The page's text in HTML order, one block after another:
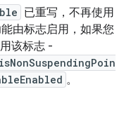
已重写，不再使用
由标志启用，如果您
该标志 -
。